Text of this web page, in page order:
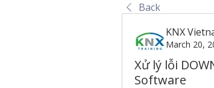
Back
KNX
March 20,
Xử lý lỗi
Software